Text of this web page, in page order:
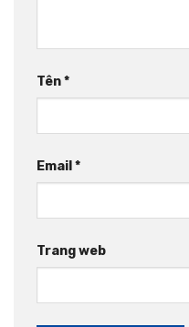
Tên*
Email *
Trang web